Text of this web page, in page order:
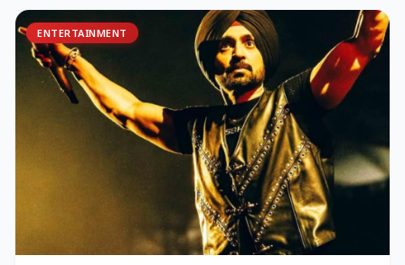
ENTERTAINMENT